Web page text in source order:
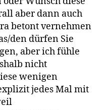
aber dann auch
betont vernehmen
den dürfen Sie
aber ich fühle
nicht
wenigen
jedes Mal mit